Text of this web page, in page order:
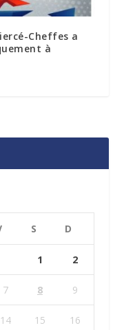
Cheffes a
à
S D
1 2
7 8 9
14 15 16